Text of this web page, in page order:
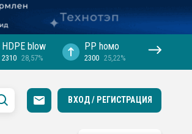
HDPE blow
2310 28,57%
PP hомо
2300 25,22%
ВХОД / РЕГИСТРАЦИЯ